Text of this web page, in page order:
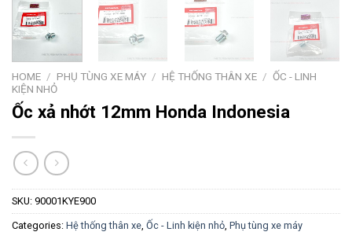
HOME / PHỤ TÙNG XE MÁY / HỆ THỐNG THÂN XE / ỐC - LINH
KIỆN NHỎ
Ốc xả nhớt 12mm Honda Indonesia
SKU: 90001KYE900
Categories: Hệ thống thân xe Ốc - Linh kiện nhỏ Phụ tùng xe máy